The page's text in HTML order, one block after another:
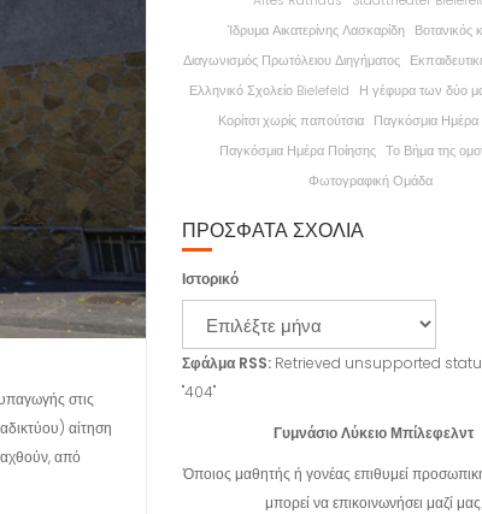
στις
αίτηση
από
Ίδρυμα Αικατερίνης Λασκαρίδη Βοτανικός
Διαγωνισμός Πρωτόλειου Διηγήματος
Ελληνικό Σχολείο Bielefeld
Η γέφυρα των δύο
Κορίτσι χωρίς παπούτσια
Παγκόσμια Ημέρα
Παγκόσμια Ημέρα Ποίησης Το Βήμα της
Φωτογραφική Ομάδα
ΠΡΌΣΦΑΤΑ ΣΧΌΛΙΑ
Ιστορικό
Σφάλμα RSS:Retrieved unsupported
"404"
Γυμνάσιο Λύκειο Μπίλεφελντ
Όποιος μαθητής ή γονέας επιθυμεί
μπορεί να επικοινωνήσει μαζί μας.